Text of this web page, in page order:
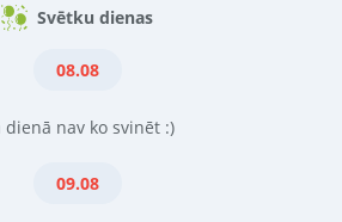
Svētku dienas
08.08
dienā nav ko svinēt :)
09.08